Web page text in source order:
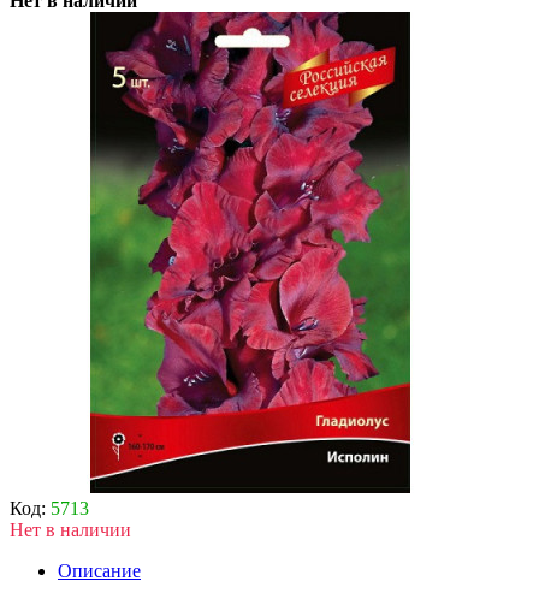
Код: 5713
Нет в наличии
Описание